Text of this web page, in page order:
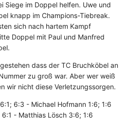
Siege im Doppel helfen. Uwe und
knapp im Champions-Tiebreak.
sich nach hartem Kampf
Doppel mit Paul und Manfred
dass der TC Bruchköbel an
zu groß war. Aber wer weiß
wir nicht diese Verletzungssorgen.
6:3 - Michael Hofmann 1:6; 1:6
- Matthias Lösch 3:6; 1:6